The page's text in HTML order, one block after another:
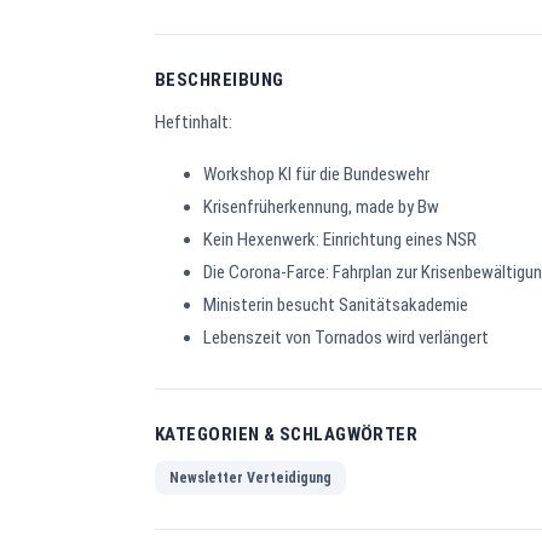
BESCHREIBUNG
Heftinhalt:
Workshop KI für die Bundeswehr
Krisenfrüherkennung, made by Bw
Kein Hexenwerk: Einrichtung eines NSR
Die Corona-Farce: Fahrplan zur
Ministerin besucht Sanitätsakademie
Lebenszeit von Tornados wird verlängert
KATEGORIEN & SCHLAGWÖRTER
Newsletter Verteidigung